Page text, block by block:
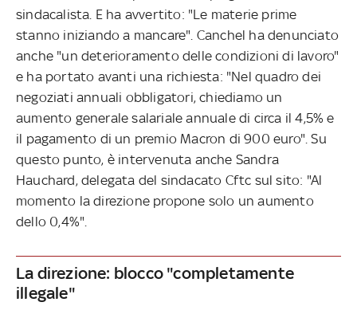
sindacalista. E ha avvertito: "Le materie prime
stanno iniziando a mancare". Canchel ha denunciato
anche "un deterioramento delle condizioni di lavoro"
e ha portato avanti una richiesta: "Nel quadro dei
negoziati annuali obbligatori, chiediamo un
aumento generale salariale annuale di circa il 4,5% e
il pagamento di un premio Macron di 900 euro". Su
questo punto, è intervenuta anche Sandra
Hauchard, delegata del sindacato Cftc sul sito: "Al
momento la direzione propone solo un aumento
dello 0,4%".
La direzione: blocco "completamente
illegale"